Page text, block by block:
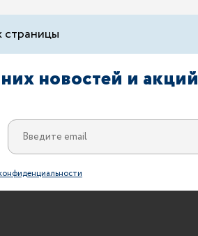
страницы
новостей и акций